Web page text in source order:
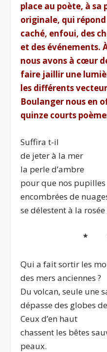
place au poète, à sa
originale, qui répond
caché, enfoui, des
et des événements.
nous avons à cœur
faire jaillir une
les différents
Boulanger nous en
quinze courts
Suffira t-il
de jeter à la mer
la perle d’ambre
pour que nos pupilles
encombrées de
se délestent à la rosée
*
Qui a fait sortir les
des mers anciennes ?
Du volcan, seule une
dépasse des globes
Ceux d’en haut
chassent les bêtes
peaux.